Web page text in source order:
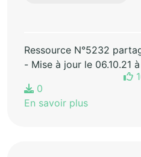
Ressource N°5232
- Mise à jour le 06.10.21
0
En savoir plus